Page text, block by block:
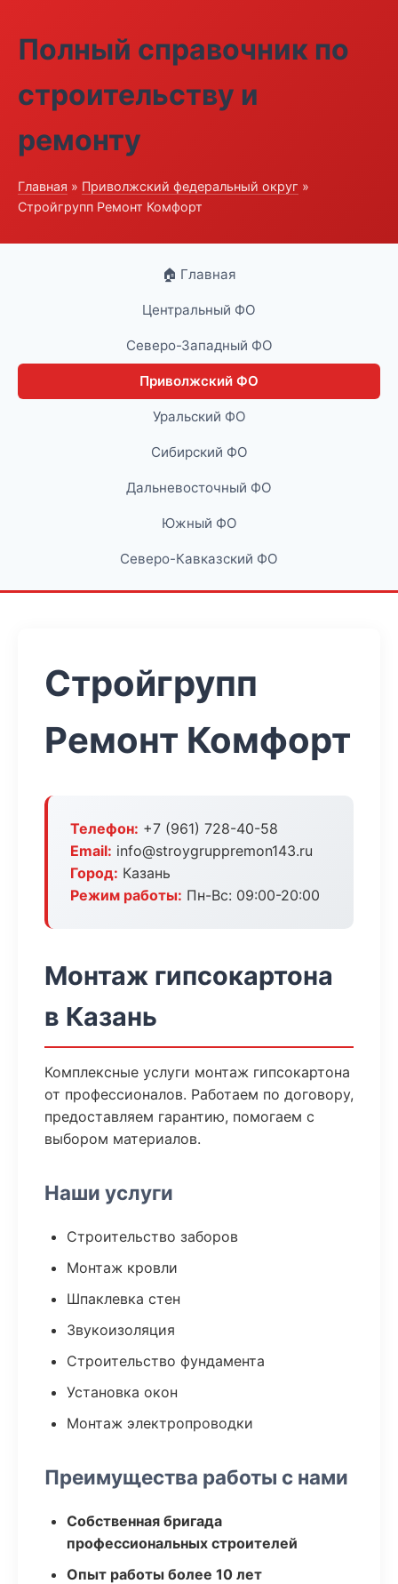
Полный справочник по
строительству и
ремонту
Главная » Приволжский федеральный округ »
Стройгрупп Ремонт Комфорт
🏠 Главная
Центральный ФО
Северо-Западный ФО
Приволжский ФО
Уральский ФО
Сибирский ФО
Дальневосточный ФО
Южный ФО
Северо-Кавказский ФО
Стройгрупп
Ремонт Комфорт
Телефон: +7 (961) 728-40-58
Email: info@stroygruppremon143.ru
Город: Казань
Режим работы: Пн-Вс: 09:00-20:00
Монтаж гипсокартона
в Казань
Комплексные услуги монтаж гипсокартона
от профессионалов. Работаем по договору,
предоставляем гарантию, помогаем с
выбором материалов.
Наши услуги
Строительство заборов
Монтаж кровли
Шпаклевка стен
Звукоизоляция
Строительство фундамента
Установка окон
Монтаж электропроводки
Преимущества работы с нами
Собственная бригада
профессиональных строителей
Опыт работы более 10 лет